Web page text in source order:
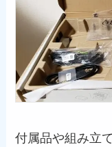
付属品や組み立